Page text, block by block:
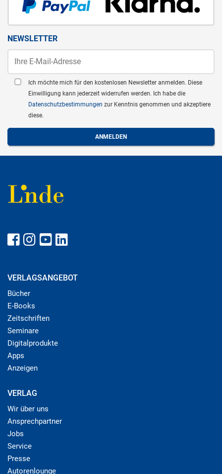
NEWSLETTER
Ich möchte mich für den kostenlosen Newsletter anmelden. Diese
Einwilligung kann jederzeit widerrufen werden. Ich habe die
Datenschutzbestimmungen zur Kenntnis genommen und akzeptiere
diese.
VERLAGSANGEBOT
Bücher
E-Books
Zeitschriften
Seminare
Digitalprodukte
Apps
Anzeigen
VERLAG
Wir über uns
Ansprechpartner
Jobs
Service
Presse
Autorenlounge